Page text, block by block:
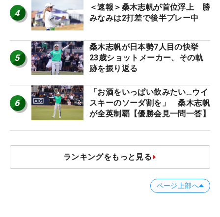
4
＜速報＞桑木志帆が首位浮上 勝
みなみは2打差で後半プレー中
5
桑木志帆が日本勢7人目の快挙
23歳ショットメーカー、その軌
跡を振り返る
6
「お酒をいっぱい飲みたい…ウイ
スキーのソーダ割を」 桑木志帆
が全英制覇【優勝会見一問一答】
ランキングをもっと見る
ページ上部へ